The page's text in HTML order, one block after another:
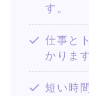
す。
仕事と
かりま
短い時